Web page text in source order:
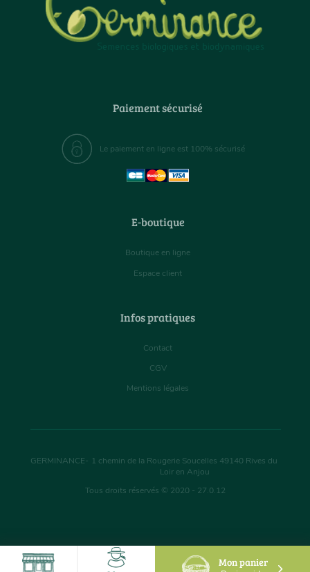
Mon panier
Paiement sécurisé
Le paiement en ligne est 100% sécurisé
E-boutique
Boutique en ligne
Espace client
Infos pratiques
Contact
CGV
Mentions légales
GERMINANCE- 1 chemin de la Rougerie Soucelles 49140 Rives du
Loir en Anjou
Tous droits réservés © 2020 - 27.0.12